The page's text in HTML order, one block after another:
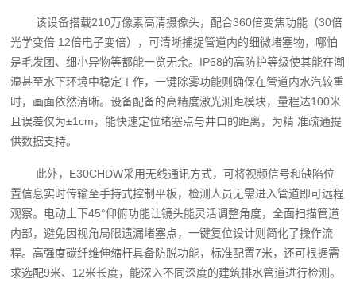
该设备搭载210万像素高清摄像头，配合360倍变焦功能（30倍
光学变倍 12倍电子变倍），可清晰捕捉管道内的细微堵塞物，哪怕
是毛发团、细小异物等都能一览无余。IP68的高防护等级使其能在潮
湿甚至水下环境中稳定工作，一键除雾功能则确保在管道内水汽较重
时，画面依然清晰。设备配备的高精度激光测距模块，量程达100米
且误差仅为±1cm，能快速定位堵塞点与井口的距离，为精 准疏通提
供数据支持。
此外，E30CHDW采用无线通讯方式，可将视频信号和缺陷位
置信息实时传输至手持式控制平板，检测人员无需进入管道即可远程
观察。电动上下45°仰俯功能让镜头能灵活调整角度，全面扫描管道
内部，避免因视角局限遗漏堵塞点，一键复位设计则简化了操作流
程。高强度碳纤维伸缩杆具备防脱功能，标准配置7米，还可根据需
求选配9米、12米长度，能深入不同深度的建筑排水管道进行检测。